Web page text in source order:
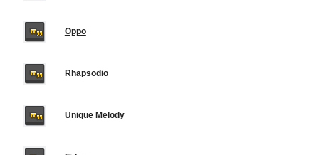
Oppo
Rhapsodio
Unique Melody